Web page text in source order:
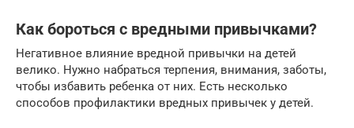
Как бороться с вредными привычками?
Негативное влияние вредной привычки на детей
велико. Нужно набраться терпения, внимания, заботы,
чтобы избавить ребенка от них. Есть несколько
способов профилактики вредных привычек у детей.